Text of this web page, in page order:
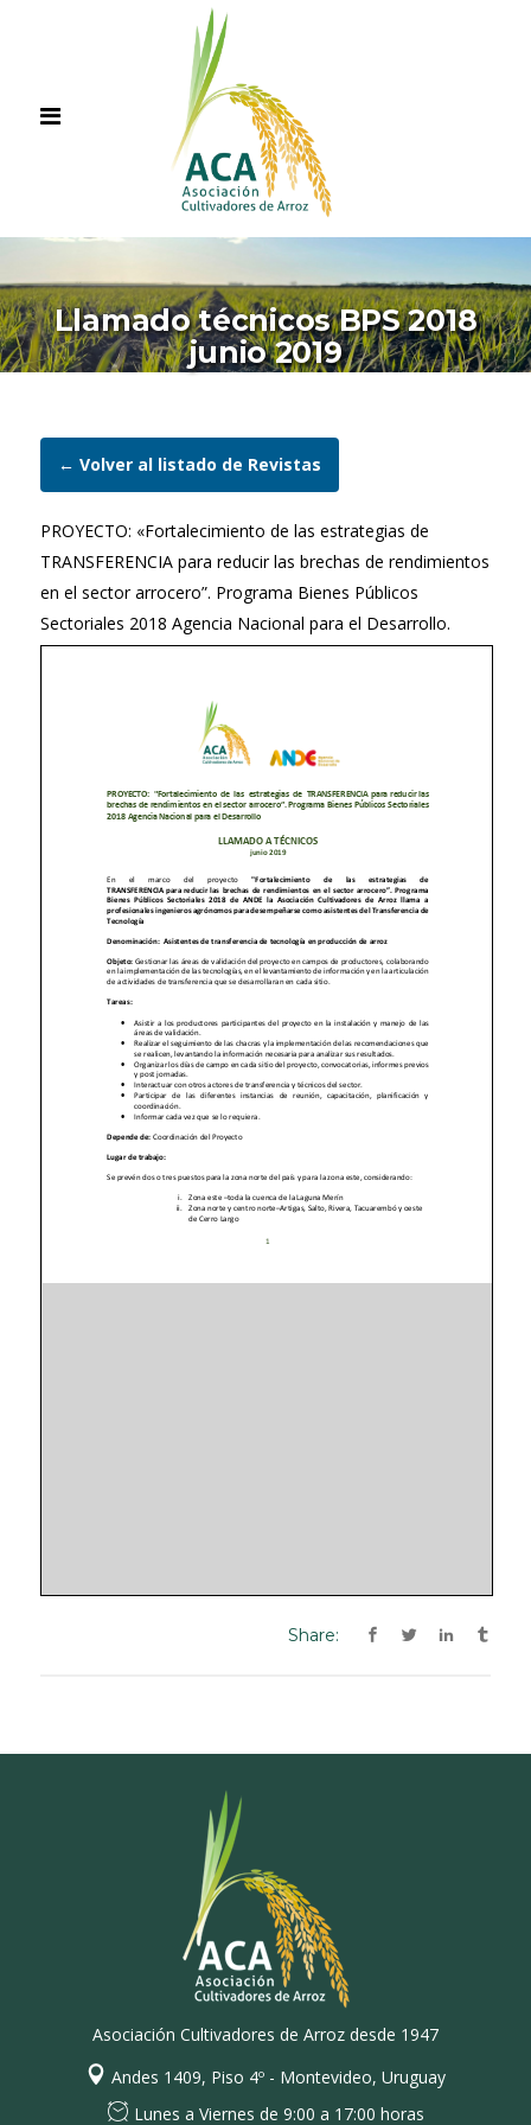
Llamado técnicos BPS 2018
junio 2019
← Volver al listado de Revistas
PROYECTO: «Fortalecimiento de las estrategias de
TRANSFERENCIA para reducir las brechas de rendimientos
en el sector arrocero”. Programa Bienes Públicos
Sectoriales 2018 Agencia Nacional para el Desarrollo.
Share:
Asociación Cultivadores de Arroz desde 1947
Andes 1409, Piso 4º - Montevideo, Uruguay
Lunes a Viernes de 9:00 a 17:00 horas